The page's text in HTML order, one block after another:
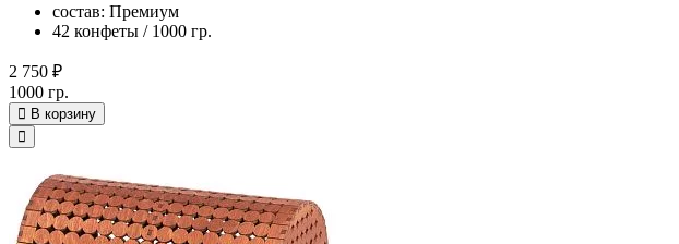
состав: Премиум
42 конфеты / 1000 гр.
2 750 ₽
1000 гр.
В корзину